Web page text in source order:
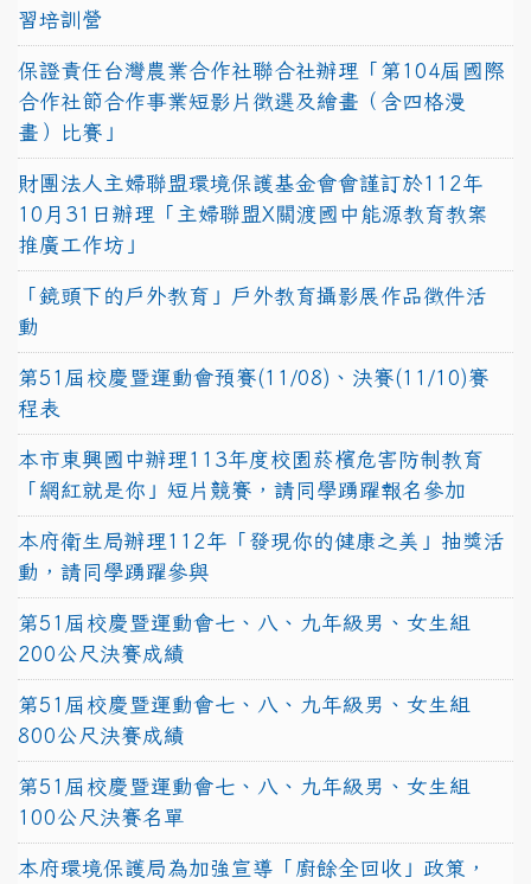
習培訓營
保證責任台灣農業合作社聯合社辦理「第104屆國際
合作社節合作事業短影片徵選及繪畫（含四格漫
畫）比賽」
財團法人主婦聯盟環境保護基金會會謹訂於112年
10月31日辦理「主婦聯盟X關渡國中能源教育教案
推廣工作坊」
「鏡頭下的戶外教育」戶外教育攝影展作品徵件活
動
第51屆校慶暨運動會預賽(11/08)、決賽(11/10)賽
程表
本市東興國中辦理113年度校園菸檳危害防制教育
「網紅就是你」短片競賽，請同學踴躍報名參加
本府衛生局辦理112年「發現你的健康之美」抽獎活
動，請同學踴躍參與
第51屆校慶暨運動會七、八、九年級男、女生組
200公尺決賽成績
第51屆校慶暨運動會七、八、九年級男、女生組
800公尺決賽成績
第51屆校慶暨運動會七、八、九年級男、女生組
100公尺決賽名單
本府環境保護局為加強宣導「廚餘全回收」政策，